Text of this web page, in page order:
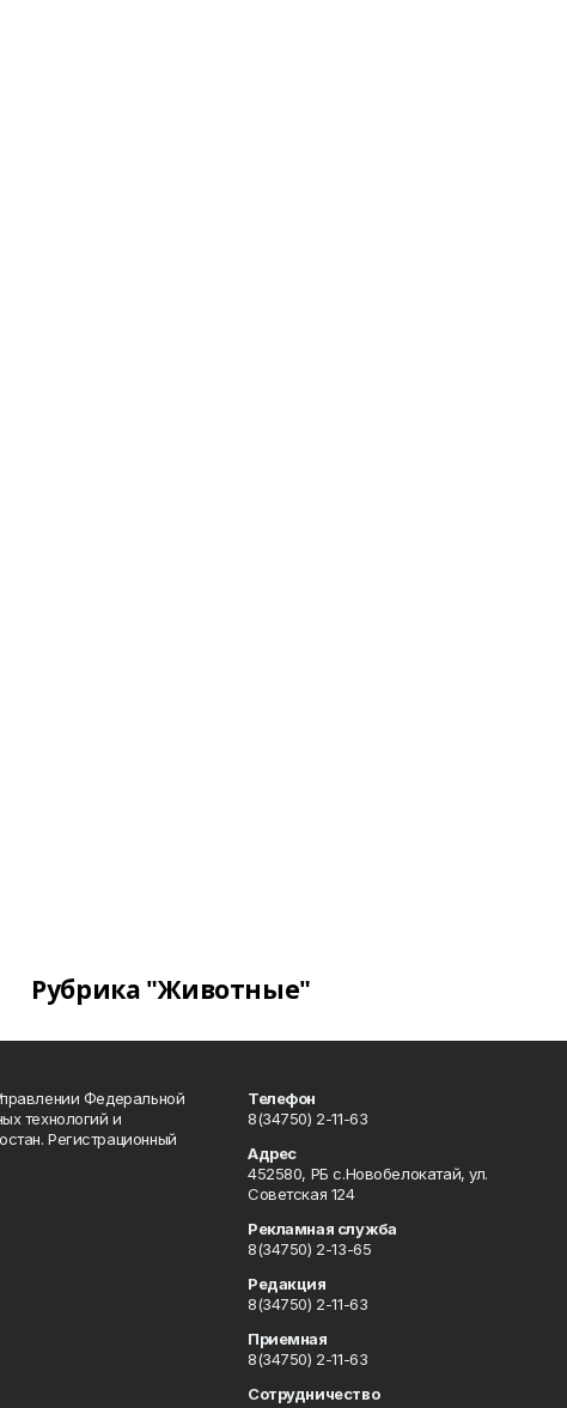
Рубрика "Животные"
Федеральной
технологий и
Регистрационный
Телефон
8(34750) 2-11-63
Адрес
452580, РБ с.Новобелокатай, ул.
Советская 124
Рекламная служба
8(34750) 2-13-65
Редакция
8(34750) 2-11-63
Приемная
8(34750) 2-11-63
Сотрудничество